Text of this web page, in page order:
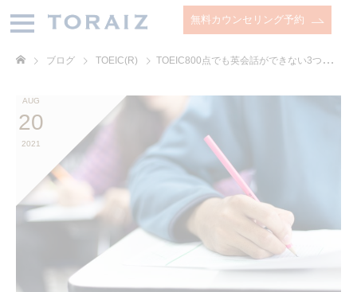
無料カウンセリング予約
ブログ TOEIC(R) TOEIC800点でも英会話ができない3つの理由
AUG
20
2021